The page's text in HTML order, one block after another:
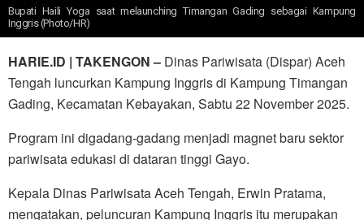
Bupati Haili Yoga saat melaunching Timangan Gading sebagai Kampung
Inggris (Photo/HR)
HARIE.ID | TAKENGON – Dinas Pariwisata (Dispar) Aceh
Tengah luncurkan Kampung Inggris di Kampung Timangan
Gading, Kecamatan Kebayakan, Sabtu 22 November 2025.
Program ini digadang-gadang menjadi magnet baru sektor
pariwisata edukasi di dataran tinggi Gayo.
Kepala Dinas Pariwisata Aceh Tengah, Erwin Pratama,
mengatakan, peluncuran Kampung Inggris itu merupakan